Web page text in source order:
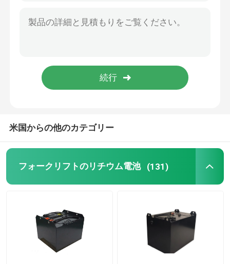
電気ドリルのリチウム電池
リチウム電池 モジュール
米国からの他のカテゴリー
フォークリフトのリチウム電池 (131)